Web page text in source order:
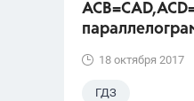
18 октября 2017
ГДЗ